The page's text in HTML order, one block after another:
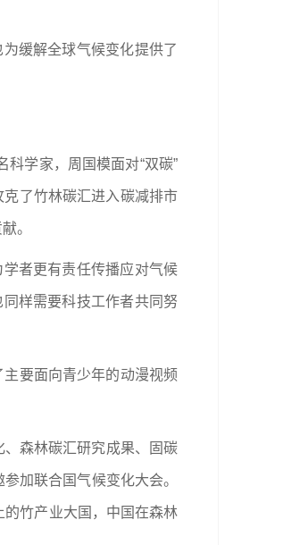
缓解全球气候变化提供了
学家，周国模面对“双碳”
了竹林碳汇进入碳减排市
。
者更有责任传播应对气候
样需要科技工作者共同努
要面向青少年的动漫视频
、森林碳汇研究成果、固碳
加联合国气候变化大会。
竹产业大国，中国在森林